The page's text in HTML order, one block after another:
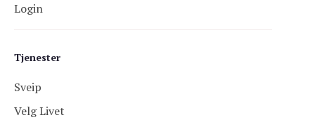
Tjenester
Sveip
Velg Livet
Login